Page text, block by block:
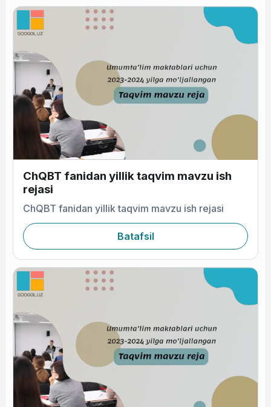
ChQBT fanidan yillik taqvim mavzu ish
rejasi
ChQBT fanidan yillik taqvim mavzu ish rejasi
Batafsil